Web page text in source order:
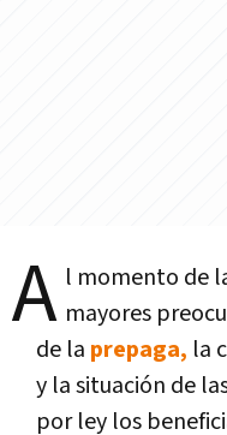
A l momento de
mayores
de la prepaga, la
y la situación de
por ley los